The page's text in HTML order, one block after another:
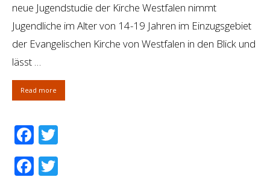
neue Jugendstudie der Kirche Westfalen nimmt
Jugendliche im Alter von 14-19 Jahren im Einzugsgebiet
der Evangelischen Kirche von Westfalen in den Blick und
lässt …
Read more
Facebook
Facebook